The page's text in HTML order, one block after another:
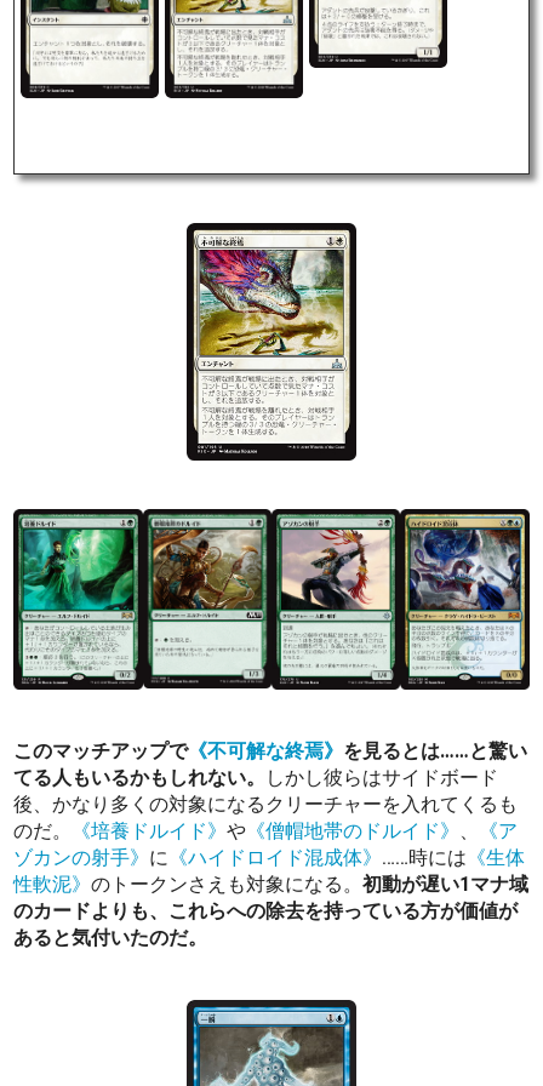
このマッチアップで《不可解な終焉》 を見るとは……と驚い
てる人もいるかもしれない。
しかし彼らはサイドボード
後、かなり多くの対象になるクリーチャーを入れてくるも
のだ。
《培養ドルイド》や 《僧帽地帯のドルイド》
《ア
ゾカンの射手》 に 《ハイドロイド混成体》 ……時には 《生体
性軟泥》のトークンさえも対象になる。初動が遅い1マナ域
のカードよりも、これらへの除去を持っている方が価値が
あると気付いたのだ。